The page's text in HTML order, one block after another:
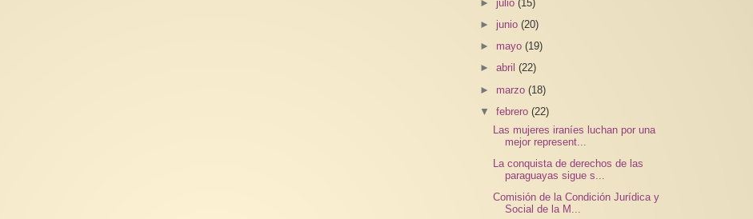
► julio(15)
► junio(20)
► mayo(19)
►abril(22)
► marzo(18)
▼febrero(22)
Las mujeres iraníes luchan por una
mejor represent...
La conquista de derechos de las
paraguayas sigue s...
Comisión de la Condición Jurídica y
Social de la M...